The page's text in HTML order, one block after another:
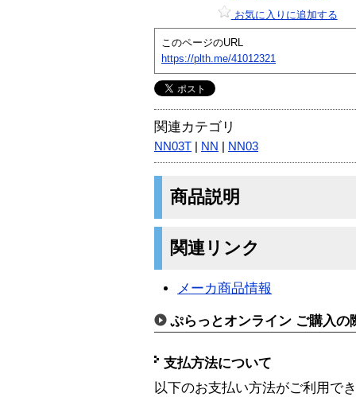
お気に入りに追加する
このページのURL
https://plth.me/41012321
関連カテゴリ
NN03T NN NN03
商品説明
関連リンク
メーカ商品情報
ぷらっとオンライン ご購入の
支払方法について
以下のお支払い方法がご利用で